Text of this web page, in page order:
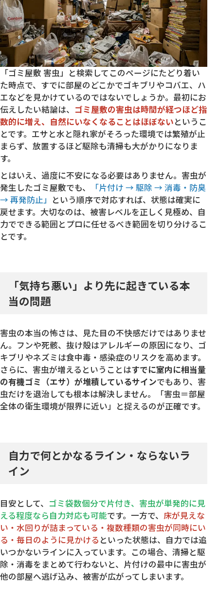
「ゴミ屋敷 害虫」と検索してこのページにたどり着い
た時点で、すでに部屋のどこかでゴキブリやコバエ、ハ
エなどを見かけているのではないでしょうか。最初にお
伝えしたい結論は、 ゴミ屋敷の害虫は時間が経つほど指
数的に増え、自然にいなくなることはほぼないというこ
とです。エサと水と隠れ家がそろった環境では繁殖が止
まらず、放置するほど駆除も清掃も大がかりになりま
す。
とはいえ、過度に不安になる必要はありません。害虫が
発生したゴミ屋敷でも、
「片付け → 駆除 → 消毒・防臭
→ 再発防止」 という順序で対応すれば、状態は確実に
戻せます。大切なのは、被害レベルを正しく見極め、自
力でできる範囲とプロに任せるべき範囲を切り分けるこ
とです。
「気持ち悪い」より先に起きている本
当の問題
害虫の本当の怖さは、見た目の不快感だけではありませ
ん。フンや死骸、抜け殻はアレルギーの原因になり、ゴ
キブリやネズミは食中毒・感染症のリスクを高めます。
さらに、害虫が増えるということはすでに室内に相当量
の有機ゴミ（エサ）が堆積しているサインでもあり、害
虫だけを退治しても根本は解決しません。「害虫＝部屋
全体の衛生環境が限界に近い」と捉えるのが正確です。
自力で何とかなるライン・ならないラ
イン
目安として、 ゴミ袋数個分で片付き、害虫が単発的に見
える程度なら自力対応も可能です。一方で、 床が見えな
い・水回りが詰まっている・複数種類の害虫が同時にい
る・毎日のように見かける といった状態は、自力では追
いつかないラインに入っています。この場合、清掃と駆
除・消毒をまとめて行わないと、片付けの最中に害虫が
他の部屋へ逃げ込み、被害が広がってしまいます。